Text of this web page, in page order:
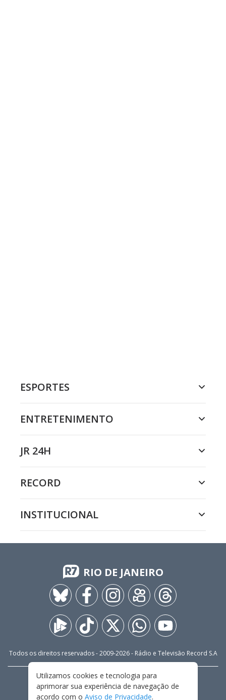
ESPORTES
ENTRETENIMENTO
JR 24H
RECORD
INSTITUCIONAL
RIO DE JANEIRO
Todos os direitos reservados - 2009-2026- Rádio e Televisão Record S.A
FALE CONOSCO
PRIVACIDADE
TERMOS E CONDIÇÕES DE USO
Utilizamos cookies e tecnologia para
aprimorar sua experiência de navegação de
acordo com o Aviso de Privacidade.